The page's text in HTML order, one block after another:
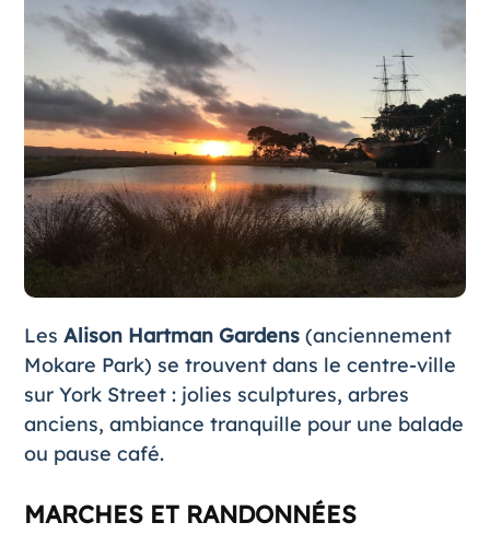
Les Alison Hartman Gardens(anciennement
Mokare Park) se trouvent dans le centre-ville
sur York Street : jolies sculptures, arbres
anciens, ambiance tranquille pour une balade
ou pause café.
MARCHES ET RANDONNÉES